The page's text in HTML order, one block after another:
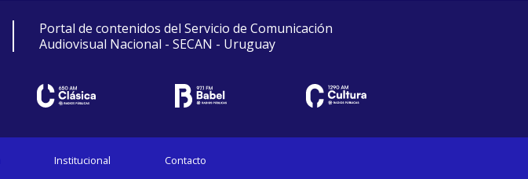
Portal de contenidos del Servicio de Comunicación
Audiovisual Nacional - SECAN - Uruguay
Institucional Contacto